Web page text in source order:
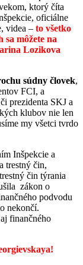
ktorý číta
oficiálne
videa – to všetko
môžete na
Lozikova
súdny človek,
FCI, a
prezidenta SKJ a
klubov nie len
my všetci tvrdo
Inšpekcie a
trestný čin,
čin týrania
zákon o
podvodu
nekončí.
finančného